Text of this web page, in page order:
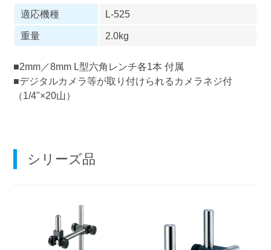
適応機種
L-525
重量
2.0kg
■2mm／8mm L型六角レンチ各1本 付属
■デジタルカメラ等が取り付けられるカメラネジ付
（1/4"×20山）
シリーズ品